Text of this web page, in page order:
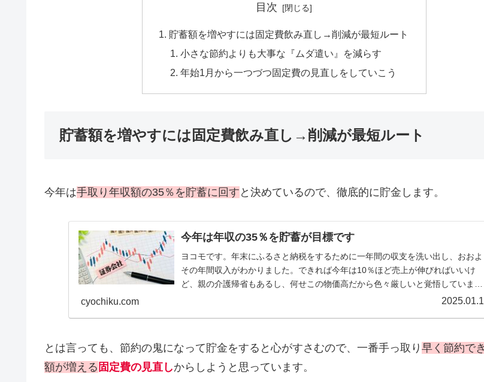
目次
貯蓄額を増やすには固定費飲み直し→削減が最短ルート
小さな節約よりも大事な『ムダ遣い』を減らす
年始1月から一つづつ固定費の見直しをしていこう
貯蓄額を増やすには固定費飲み直し→削減が最短ルート
今年は手取り年収額の35％を貯蓄に回す と決めているので、徹底的に貯金します。
今年は年収の35％を貯蓄が目標です
ヨコモです。年末にふるさと納税をするために一年間の収支を洗い出し、おおよ
その年間収入がわかりました。できれば今年は10％ほど売上が伸びればいいけ
ど、親の介護帰省もあるし、何せこの物価高だから色々厳しいと覚悟していま
cyochiku.com
とは言っても、節約の鬼になって貯金をすると心がすさむので、一番手っ取り 早く節約で
額が増える 固定費の見直しからしようと思っています。